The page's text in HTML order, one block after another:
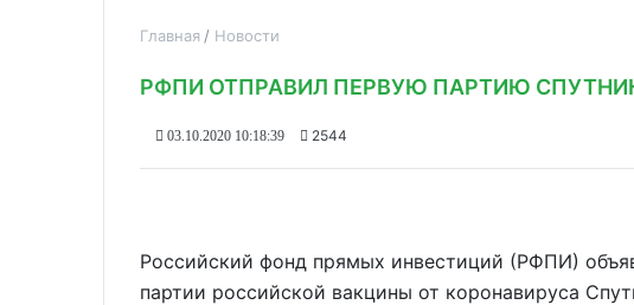
Главная Новости
РФПИ ОТПРАВИЛ ПЕРВУЮ ПАРТИЮ
03.10.2020 10:18:39 2544
Российский фонд прямых инвестиций (РФПИ)
партии российской вакцины от коронавируса